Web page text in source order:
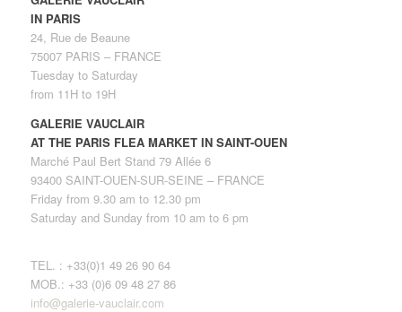
IN PARIS
24, Rue de Beaune
75007 PARIS – FRANCE
Tuesday to Saturday
from 11H to 19H
GALERIE VAUCLAIR
AT THE PARIS FLEA MARKET IN SAINT-OUEN
Marché Paul Bert Stand 79 Allée 6
93400 SAINT-OUEN-SUR-SEINE – FRANCE
Friday from 9.30 am to 12.30 pm
Saturday and Sunday from 10 am to 6 pm
TEL. : +33(0)1 49 26 90 64
MOB.: +33 (0)6 09 48 27 86
info@galerie-vauclair.com